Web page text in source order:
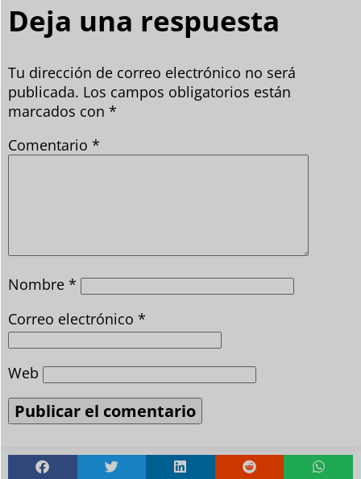
Deja una respuesta
Tu dirección de correo electrónico no será
publicada. Los campos obligatorios están
marcados con *
Comentario *
Nombre *
Correo electrónico *
Web